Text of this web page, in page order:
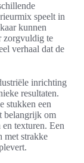
speelt in
kunnen
zorgvuldig te
verhaal dat de
inrichting
resultaten.
stukken een
belangrijk om
en texturen. Een
met strakke